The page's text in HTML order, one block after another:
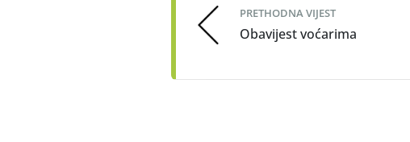
PRETHODNA VIJEST
Obavijest voćarima